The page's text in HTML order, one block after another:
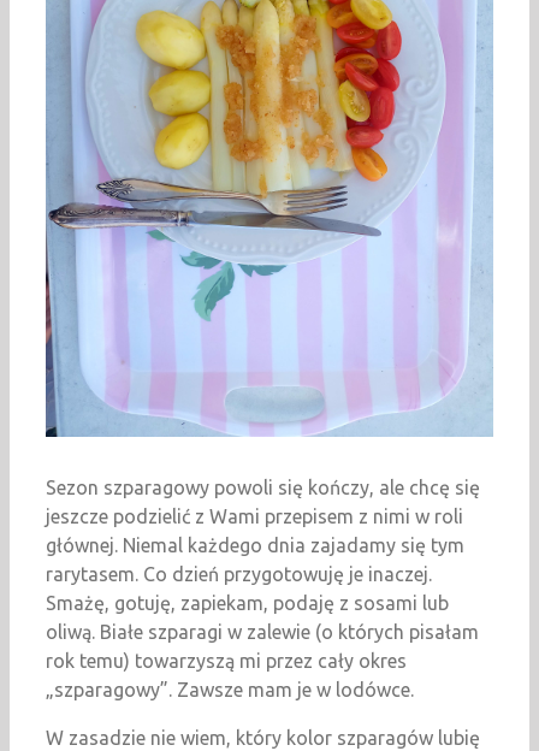
Sezon szparagowy powoli się kończy, ale chcę się
jeszcze podzielić z Wami przepisem z nimi w roli
głównej. Niemal każdego dnia zajadamy się tym
rarytasem. Co dzień przygotowuję je inaczej.
Smażę, gotuję, zapiekam, podaję z sosami lub
oliwą. Białe szparagi w zalewie (o których pisałam
rok temu) towarzyszą mi przez cały okres
„szparagowy”. Zawsze mam je w lodówce.
W zasadzie nie wiem, który kolor szparagów lubię